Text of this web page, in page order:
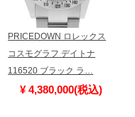
PRICEDOWN ロレックス
コスモグラフ デイトナ
116520 ブラック ラ…
¥ 4,380,000(税込)